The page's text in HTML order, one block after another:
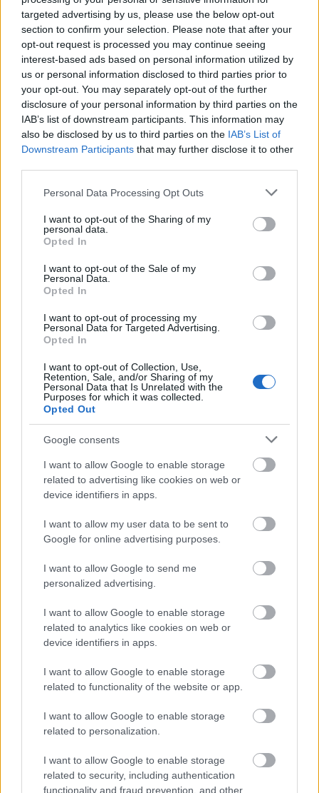
targeted advertising by us, please use the below opt-out
section to confirm your selection. Please note that after your
opt-out request is processed you may continue seeing
interest-based ads based on personal information utilized by
us or personal information disclosed to third parties prior to
your opt-out. You may separately opt-out of the further
disclosure of your personal information by third parties on the
IAB’s list of downstream participants. This information may
also be disclosed by us to third parties on the IAB’s List of
Downstream Participants that may further disclose it to other
Please note that this website/app uses one or more Google
not limited to your visit or usage behaviour. You may click to
grant or deny consent to Google and its third-party tags to
use your data for below specified purposes in below Google
consent section.
Personal Data Processing Opt Outs
I want to opt-out of the Sharing of my
personal data.
Opted In
I want to opt-out of the Sale of my
Personal Data.
Opted In
I want to opt-out of processing my
Personal Data for Targeted Advertising.
Opted In
I want to opt-out of Collection, Use,
Retention, Sale, and/or Sharing of my
Personal Data that Is Unrelated with the
Purposes for which it was collected.
Opted Out
Google consents
I want to allow Google to enable storage
related to advertising like cookies on web or
device identifiers in apps.
I want to allow my user data to be sent to
Google for online advertising purposes.
I want to allow Google to send me
personalized advertising.
I want to allow Google to enable storage
related to analytics like cookies on web or
device identifiers in apps.
I want to allow Google to enable storage
related to functionality of the website or app.
I want to allow Google to enable storage
related to personalization.
I want to allow Google to enable storage
related to security, including authentication
functionality and fraud prevention, and other
Színház, a Szabad Tér Színház, a Thália
Színház, az Újszínház és a Vígszínház vesz
részt.
A színházak programjai között szerepel a
Bábborzongató Barangolás,azÖrdögölő-
Csűrdöngölő , aSzívből Soul, azAlvószínház
felnőtteknek , a Nézőhorgászat, aL'Élek, aKék
Angyal Bár, aMozgófénykép-dalok, aBest of
láthatják a nézők ezen az estén.
A rendezvény részletes programja
olvasható.
Színház Budapest
SZABAD ÉG, SZABAD GONDOLAT, SZABAD
ÉLMÉNY – NYÁRI SZÍNHÁZ A VÁROSMAJORBAN
MUTATKOZNAK BE A 13. VENDÉGVÁRÓ
FESZTIVÁLON